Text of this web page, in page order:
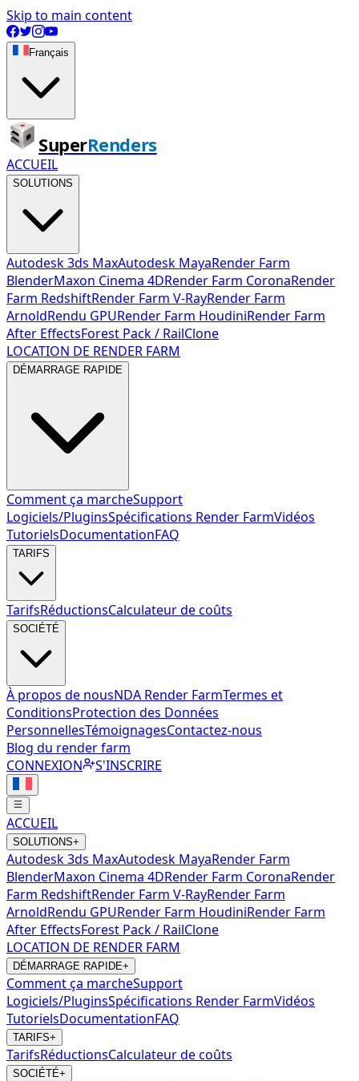
Skip to main content
Français
SuperRenders
ACCUEIL
SOLUTIONS
Autodesk 3ds MaxAutodesk MayaRender Farm
BlenderMaxon Cinema 4DRender Farm CoronaRender
Farm RedshiftRender Farm V-RayRender Farm
ArnoldRendu GPURender Farm HoudiniRender Farm
After EffectsForest Pack / RailClone
LOCATION DE RENDER FARM
DÉMARRAGE RAPIDE
Comment ça marcheSupport
Logiciels/PluginsSpécifications Render FarmVidéos
TutorielsDocumentationFAQ
TARIFS
TarifsRéductionsCalculateur de coûts
SOCIÉTÉ
À propos de nousNDA Render FarmTermes et
ConditionsProtection des Données
PersonnellesTémoignagesContactez-nous
Blog du render farm
CONNEXION
S'INSCRIRE
ACCUEIL
SOLUTIONS+
Autodesk 3ds MaxAutodesk MayaRender Farm
BlenderMaxon Cinema 4DRender Farm CoronaRender
Farm RedshiftRender Farm V-RayRender Farm
ArnoldRendu GPURender Farm HoudiniRender Farm
After EffectsForest Pack / RailClone
LOCATION DE RENDER FARM
DÉMARRAGE RAPIDE+
Comment ça marcheSupport
Logiciels/PluginsSpécifications Render FarmVidéos
TutorielsDocumentationFAQ
TARIFS+
TarifsRéductionsCalculateur de coûts
SOCIÉTÉ+